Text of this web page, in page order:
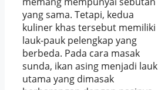
yang sama. Tetapi, kedua
kuliner khas tersebut memiliki
lauk-pauk pelengkap yang
berbeda. Pada cara masak
sunda, ikan asing menjadi lauk
utama yang dimasak